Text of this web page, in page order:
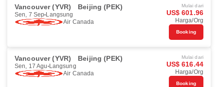
Vancouver (YVR) Beijing (PEK)
Sen, 7 Sep Langsung
Air Canada
Mulai dari
US$ 601.96
Harga/Org
Booking
Vancouver (YVR) Beijing (PEK)
Sen, 17 Agu Langsung
Air Canada
Mulai dari
US$ 616.44
Harga/Org
Booking